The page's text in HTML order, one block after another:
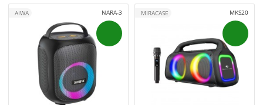
MKS20
MIRACASE
NARA-3
AIWA